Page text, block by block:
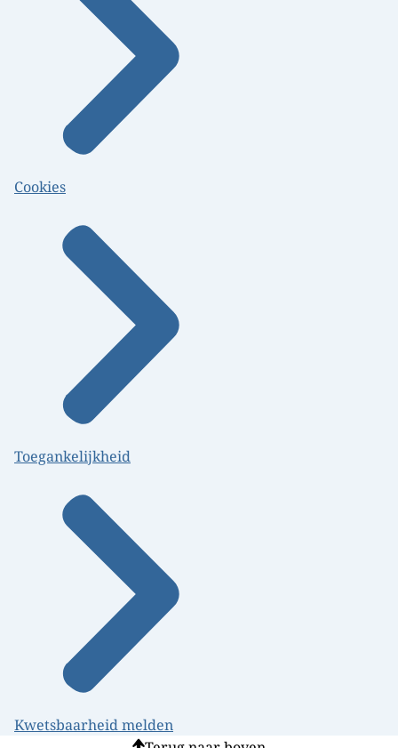
Cookies
Toegankelijkheid
Kwetsbaarheid melden